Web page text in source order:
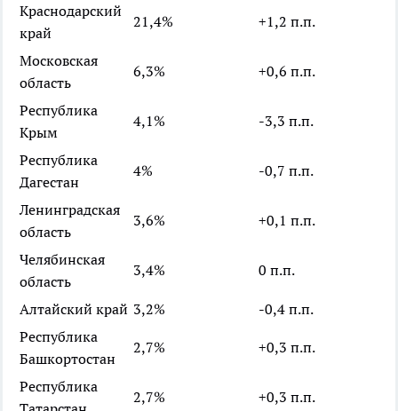
Краснодарский
край
21,4% +1,2 п.п.
Московская
область
6,3% +0,6 п.п.
Республика
Крым
4,1% -3,3 п.п.
Республика
Дагестан
4% -0,7 п.п.
Ленинградская
область
3,6% +0,1 п.п.
Челябинская
область
3,4% 0 п.п.
Алтайский край 3,2%
-0,4 п.п.
Республика
Башкортостан
2,7% +0,3 п.п.
Республика
2,7% +0,3 п.п.